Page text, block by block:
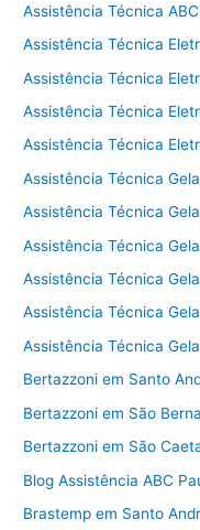
Assistência Técnica
Assistência Técnica
Assistência Técnica
Assistência Técnica
Assistência Técnica
Assistência Técnica
Assistência Técnica
Assistência Técnica
Assistência Técnica
Assistência Técnica
Assistência Técnica
Bertazzoni em Santo
Bertazzoni em São
Bertazzoni em São
Blog Assistência ABC
Brastemp em Santo